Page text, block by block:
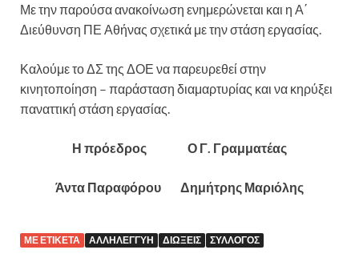
Με την παρούσα ανακοίνωση ενημερώνεται και η Α΄
Διεύθυνση ΠΕ Αθήνας σχετικά με την στάση εργασίας.
Καλούμε το ΔΣ της ΔΟΕ να παρευρεθεί στην
κινητοποίηση – παράσταση διαμαρτυρίας και να κηρύξει
παναττική στάση εργασίας.
Η πρόεδρος Ο Γ. Γραμματέας
Άντα Παραφόρου Δημήτρης Μαριόλης
ΜΕ ΕΤΙΚΈΤΑ ΑΛΛΗΛΕΓΓΎΗ ΔΙΏΞΕΙΣ ΣΎΛΛΟΓΟΣ